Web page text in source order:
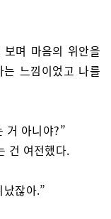
며 마음의 위안을
느낌이었고 나를
거 아니야?”
건 여전했다.
잖아.”